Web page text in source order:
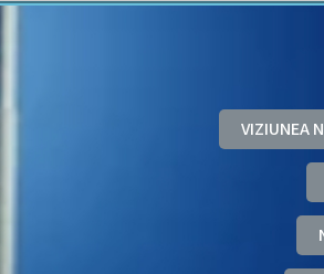
VIZIUNEA